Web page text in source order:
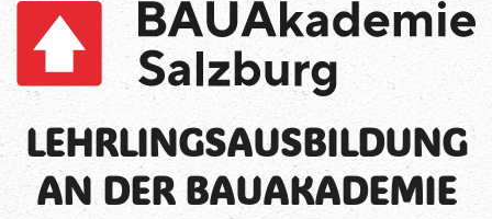
LEHRLINGSAUSBILDUNG
AN DER BAUAKADEMIE